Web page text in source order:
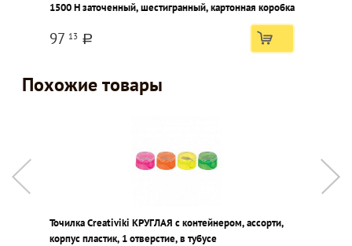
1500 Н заточенный, шестигранный, картонная коробка
97 13 a
Похожие товары
Точилка Creativiki КРУГЛАЯ с контейнером, ассорти,
корпус пластик, 1 отверстие, в тубусе